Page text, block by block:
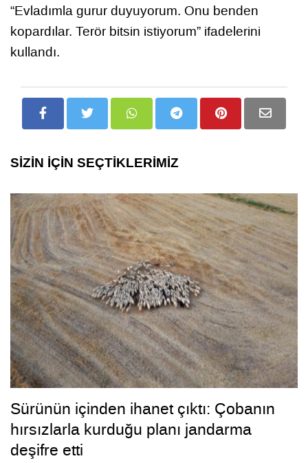
“Evladımla gurur duyuyorum. Onu benden
kopardılar. Terör bitsin istiyorum” ifadelerini
kullandı.
SİZİN İÇİN SEÇTİKLERİMİZ
Sürünün içinden ihanet çıktı: Çobanın
hırsızlarla kurduğu planı jandarma
deşifre etti